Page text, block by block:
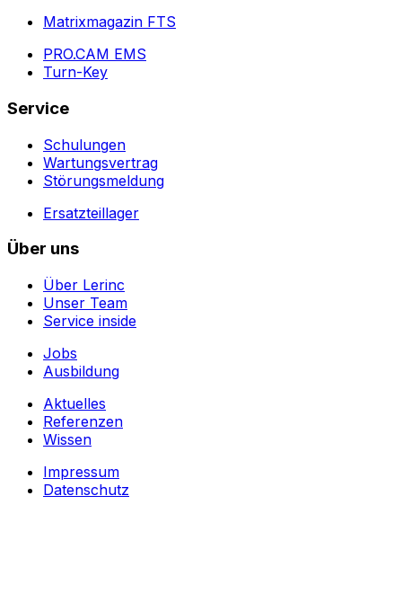
Matrixmagazin FTS
PRO.CAM EMS
Turn-Key
Service
Schulungen
Wartungsvertrag
Störungsmeldung
Ersatzteillager
Über uns
Über Lerinc
Unser Team
Service inside
Jobs
Ausbildung
Aktuelles
Referenzen
Wissen
Impressum
Datenschutz